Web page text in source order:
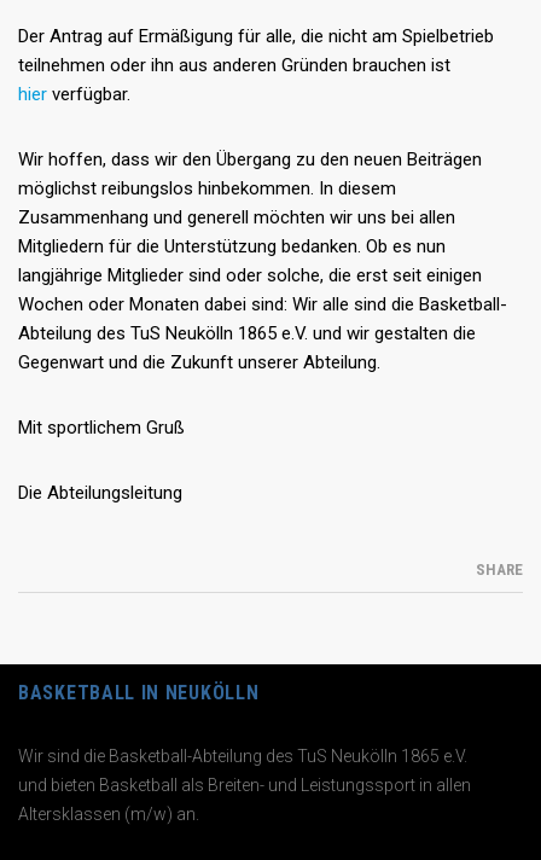
Der Antrag auf Ermäßigung für alle, die nicht am Spielbetrieb
teilnehmen oder ihn aus anderen Gründen brauchen ist
hier verfügbar.
Wir hoffen, dass wir den Übergang zu den neuen Beiträgen
möglichst reibungslos hinbekommen. In diesem
Zusammenhang und generell möchten wir uns bei allen
Mitgliedern für die Unterstützung bedanken. Ob es nun
langjährige Mitglieder sind oder solche, die erst seit einigen
Wochen oder Monaten dabei sind: Wir alle sind die Basketball-
Abteilung des TuS Neukölln 1865 e.V. und wir gestalten die
Gegenwart und die Zukunft unserer Abteilung.
Mit sportlichem Gruß
Die Abteilungsleitung
SHARE
BASKETBALL IN NEUKÖLLN
Wir sind die Basketball-Abteilung des TuS Neukölln 1865 e.V.
und bieten Basketball als Breiten- und Leistungssport in allen
Altersklassen (m/w) an.